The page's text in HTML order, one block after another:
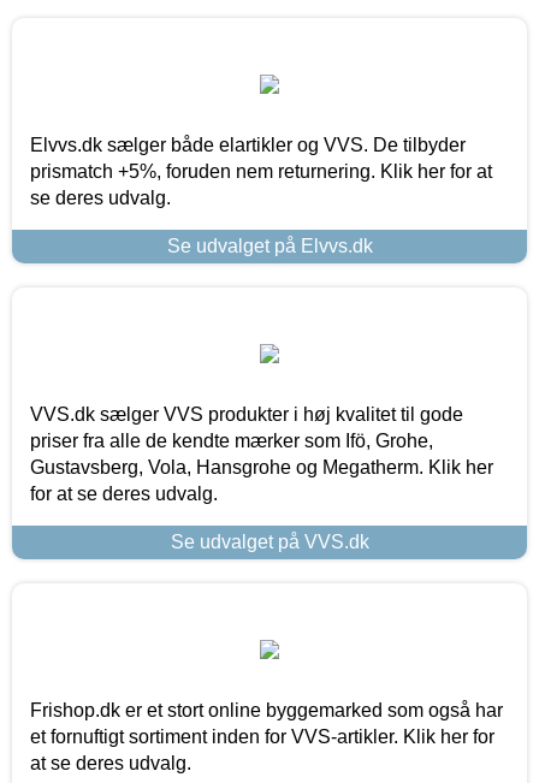
Elvvs.dk sælger både elartikler og VVS. De tilbyder
prismatch +5%, foruden nem returnering. Klik her for at
se deres udvalg.
Se udvalget på Elvvs.dk
VVS.dk sælger VVS produkter i høj kvalitet til gode
priser fra alle de kendte mærker som Ifö, Grohe,
Gustavsberg, Vola, Hansgrohe og Megatherm. Klik her
for at se deres udvalg.
Se udvalget på VVS.dk
Frishop.dk er et stort online byggemarked som også har
et fornuftigt sortiment inden for VVS-artikler. Klik her for
at se deres udvalg.